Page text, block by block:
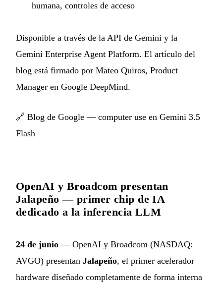
humana, controles de acceso
Disponible a través de la API de Gemini y la
Gemini Enterprise Agent Platform. El artículo del
blog está firmado por Mateo Quiros, Product
Manager en Google DeepMind.
🔗 Blog de Google — computer use en Gemini 3.5
Flash
OpenAI y Broadcom presentan
Jalapeño — primer chip de IA
dedicado a la inferencia LLM
24 de junio — OpenAI y Broadcom (NASDAQ:
AVGO) presentan Jalapeño, el primer acelerador
hardware diseñado completamente de forma interna